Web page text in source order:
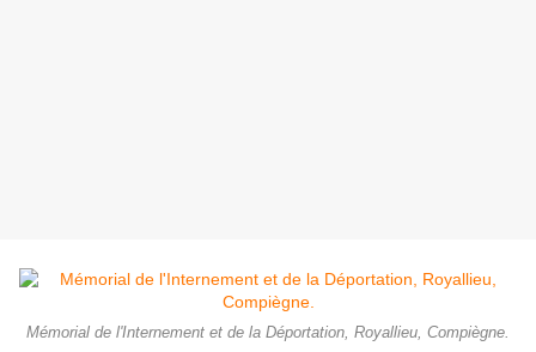
Mémorial de l'Internement et de la Déportation, Royallieu, Compiègne.